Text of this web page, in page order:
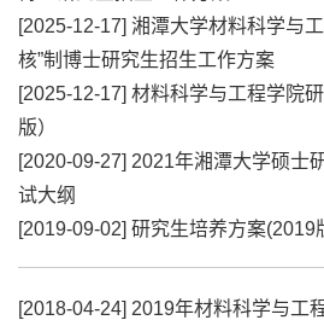
[2025-12-17] 湘潭大学材料科学与
核”制博士研究生招生工作方案
[2025-12-17] 材料科学与工程学院
版）
[2020-09-27] 2021年湘潭大学硕士
试大纲
[2019-09-02] 研究生培养方案(2019
[2018-04-24] 2019年材料科学与工